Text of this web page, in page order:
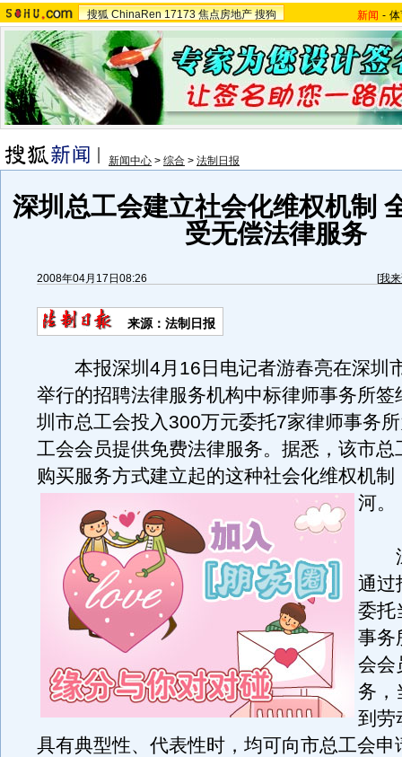
搜狐 ChinaRen 17173 焦点房地产 搜狗 新闻 -
新闻中心 > 综合 > 法制日报
深圳总工会建立社会化维权机制
受无偿法律服务
2008年04月17日08:26 [我
来源：法制日报
本报深圳4月16日电记者游春亮在深圳
举行的招聘法律服务机构中标律师事务所签
圳市总工会投入300万元委托7家律师事务
工会会员提供免费法律服务。据悉，该市总
购买服务方式建立起的这种社会化维权机制
河。
深
通过
委托
事务
会会
务，
到劳
具有典型性、代表性时，均可向市总工会申